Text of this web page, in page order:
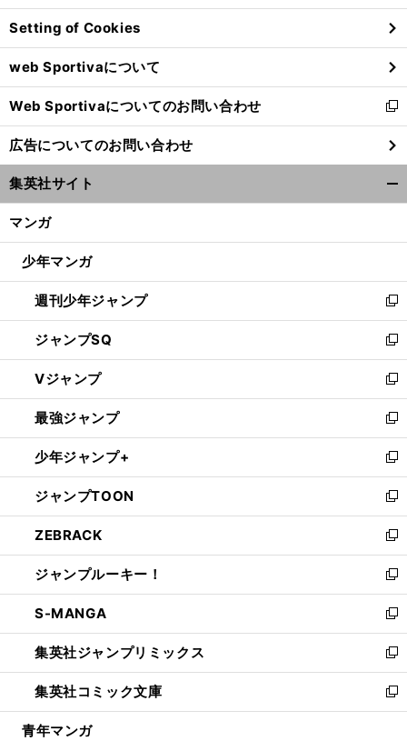
ン
ド
ウ
で
開
く
Setting of Cookies
web Sportivaについて
Web Sportivaについてのお問い合わせ
新
し
い
ウ
ィ
ン
ウ
開
く
広告についてのお問い合わせ
集英社サイト
マンガ
少年マンガ
週刊少年ジャンプ
新
し
い
ウ
ィ
ン
ド
ウ
で
開
く
ジャンプSQ
新
し
い
ウ
ィ
ン
ド
ウ
で
開
く
Vジャンプ
新
し
い
ウ
ィ
ン
ド
ウ
で
開
く
最強ジャンプ
新
し
い
ウ
ィ
ン
ド
ウ
で
開
く
少年ジャンプ+
新
し
い
ウ
ィ
ン
ド
ウ
で
開
く
ジャンプTOON
新
し
い
ウ
ィ
ン
ド
ウ
で
開
く
ZEBRACK
新
し
い
ウ
ィ
ン
ド
ウ
で
開
ジャンプルーキー！
新
し
い
ウ
ィ
ン
ド
ウ
S-MANGA
新
し
い
ウ
ィ
ン
集英社ジャンプリミックス
新
し
い
ウ
集英社コミック文庫
新
し
青年マンガ